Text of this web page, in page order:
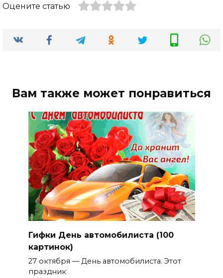
Оцените статью
Вам также может понравиться
Гифки День автомобилиста (100
картинок)
27 октября — День автомобилиста. Этот
праздник